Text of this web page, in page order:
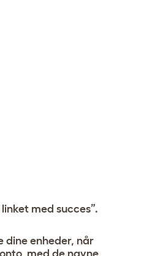
med succes”.
dine enheder, når
med de navne,